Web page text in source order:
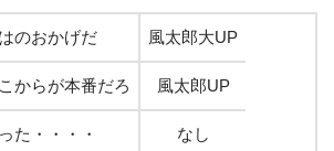
のおかげだ 風太郎大UP
からが本番だろ 風太郎UP
た・・・・ なし